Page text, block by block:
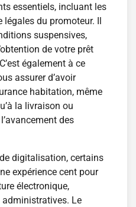
essentiels, incluant les
du promoteur. Il
suspensives,
de votre prêt
également à ce
assurer d’avoir
habitation, même
la livraison ou
des
digitalisation, certains
expérience cent pour
électronique,
Le